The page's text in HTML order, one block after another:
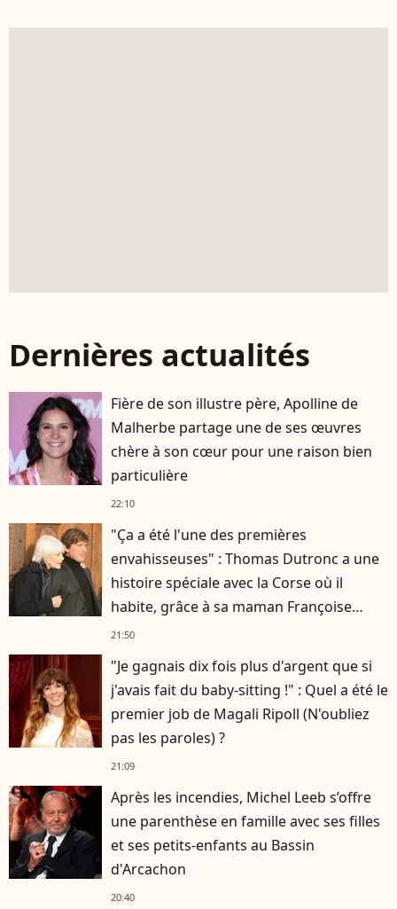
Dernières actualités
Fière de son illustre père, Apolline de
Malherbe partage une de ses œuvres
chère à son cœur pour une raison bien
particulière
22:10
"Ça a été l'une des premières
envahisseuses" : Thomas Dutronc a une
histoire spéciale avec la Corse où il
habite, grâce à sa maman Françoise
Hardy
21:50
"Je gagnais dix fois plus d'argent que si
j'avais fait du baby-sitting !" : Quel a été le
premier job de Magali Ripoll (N'oubliez
pas les paroles) ?
21:09
Après les incendies, Michel Leeb s’offre
une parenthèse en famille avec ses filles
et ses petits-enfants au Bassin
d'Arcachon
20:40